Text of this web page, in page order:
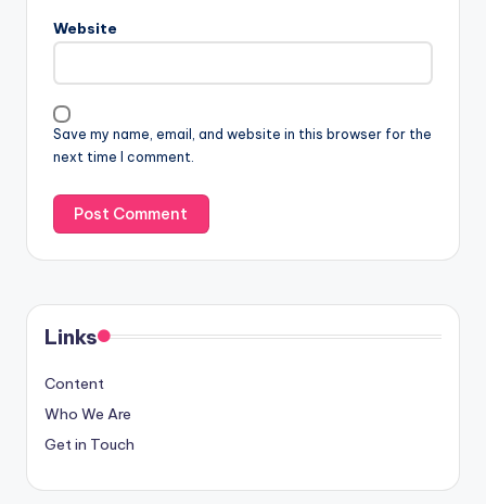
Website
Save my name, email, and website in this browser for the
next time I comment.
Links
Content
Who We Are
Get in Touch